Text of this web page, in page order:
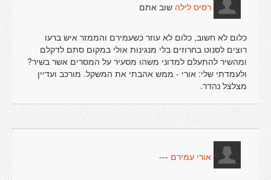
רסיס לילה שוב אתם
כלום לא חשוב, כלום לא עוזר כשעמירם והממזר איש ברעו
רוצים לסנוט בחרוזים בלי מנגינות אולי במקום סתם לדקלם
ומהשיר להתעלם למדוני משהו מסעיר על המסרים אשר בשיר?
ולעמדתי שלי: אורי - ממש אהבתי את המשקל. מורכב ועדיין
מצלצל נהדר.
אורי עמירם ---